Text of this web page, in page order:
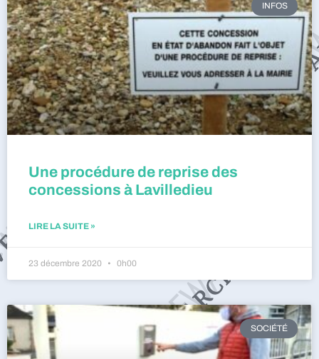
INFOS
Une procédure de reprise des
concessions à Lavilledieu
LIRE LA SUITE »
23 décembre 2020 0h00
SOCIÉTÉ